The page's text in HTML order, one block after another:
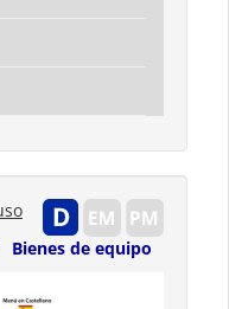
Bienes de equipo